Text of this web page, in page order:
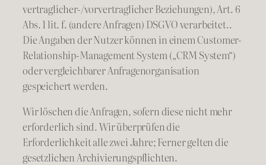
vertraglicher-/vorvertraglicher Beziehungen), Art. 6
Abs. 1 lit. f. (andere Anfragen) DSGVO verarbeitet..
Die Angaben der Nutzer können in einem Customer-
Relationship-Management System („CRM System“)
oder vergleichbarer Anfragenorganisation
gespeichert werden.
Wir löschen die Anfragen, sofern diese nicht mehr
erforderlich sind. Wir überprüfen die
Erforderlichkeit alle zwei Jahre; Ferner gelten die
gesetzlichen Archivierungspflichten.